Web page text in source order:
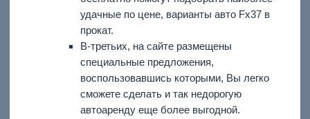
удачные по цене, варианты авто Fx37 в
прокат.
В-третьих, на сайте размещены
специальные предложения,
воспользовавшись которыми, Вы легко
сможете сделать и так недорогую
автоаренду еще более выгодной.